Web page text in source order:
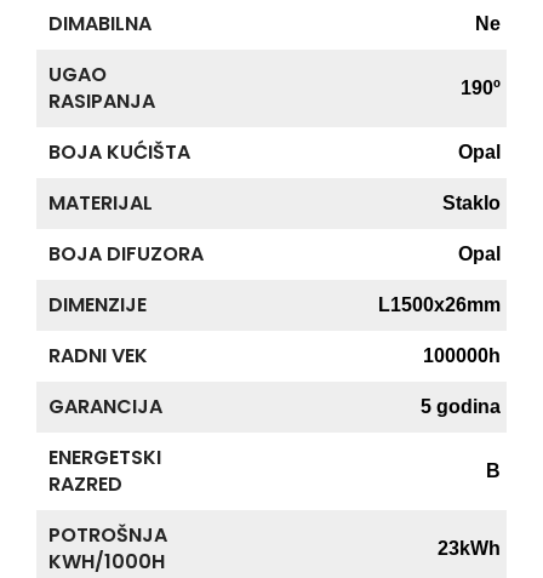
DIMABILNA Ne
UGAO
RASIPANJA
190º
BOJA KUĆIŠTA Opal
MATERIJAL Staklo
BOJA DIFUZORA Opal
DIMENZIJE L1500x26mm
RADNI VEK 100000h
GARANCIJA 5 godina
ENERGETSKI
RAZRED
B
POTROŠNJA
KWH/1000H
23kWh